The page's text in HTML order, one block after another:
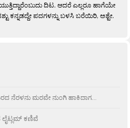
ದಿಟ. ಆದರೆ ಎಲ್ಲರೂ ಹಾಗೆಯೇ
ಕನ್ನಡದ್ದೇ ಪದಗಳನ್ನು ಬಳಸಿ ಬರೆಯಿರಿ, ಅಶ್ಟೇ.
ನೆರಳನು ಮರವೇ ನುಂಗಿ ಹಾಕಿದಾಗ…
ಲೈಟ್ಲಮ್ ಕಣಿವೆ